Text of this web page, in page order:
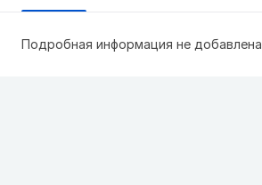
Подробная информация не добавлена